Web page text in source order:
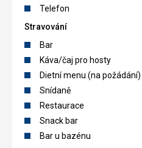
Telefon
Stravování
Bar
Káva/čaj pro hosty
Dietní menu (na požádání)
Snídaně
Restaurace
Snack bar
Bar u bazénu